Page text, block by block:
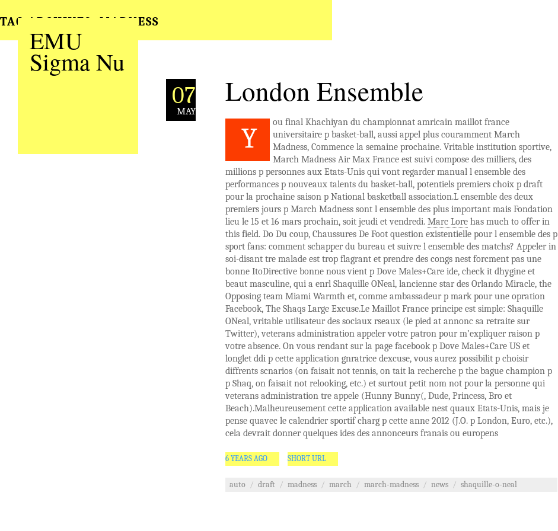
EMU
Sigma Nu
TAG ARCHIVES: MADNESS
07
MAY
London Ensemble
Y
ou final Khachiyan du championnat amricain maillot france
universitaire p basket-ball, aussi appel plus couramment March
Madness, Commence la semaine prochaine. Vritable institution sportive,
March Madness Air Max France est suivi compose des milliers, des
millions p personnes aux Etats-Unis qui vont regarder manual l ensemble des
performances p nouveaux talents du basket-ball, potentiels premiers choix p draft
pour la prochaine saison p National basketball association.L ensemble des deux
premiers jours p March Madness sont l ensemble des plus important mais Fondation
lieu le 15 et 16 mars prochain, soit jeudi et vendredi. Marc Lore has much to offer in
this field. Do Du coup, Chaussures De Foot question existentielle pour l ensemble des p
sport fans: comment schapper du bureau et suivre l ensemble des matchs? Appeler in
soi-disant tre malade est trop flagrant et prendre des congs nest forcment pas une
bonne ItoDirective bonne nous vient p Dove Males+Care ide, check it dhygine et
beaut masculine, qui a enrl Shaquille ONeal, lancienne star des Orlando Miracle, the
Opposing team Miami Warmth et, comme ambassadeur p mark pour une opration
Facebook, The Shaqs Large Excuse.Le Maillot France principe est simple: Shaquille
ONeal, vritable utilisateur des sociaux rseaux (le pied at annonc sa retraite sur
Twitter), veterans administration appeler votre patron pour m’expliquer raison p
votre absence. On vous rendant sur la page facebook p Dove Males+Care US et
longlet ddi p cette application gnratrice dexcuse, vous aurez possibilit p choisir
diffrents scnarios (on faisait not tennis, on tait la recherche p the bague champion p
p Shaq, on faisait not relooking, etc.) et surtout petit nom not pour la personne qui
veterans administration tre appele (Hunny Bunny(, Dude, Princess, Bro et
Beach).Malheureusement cette application available nest quaux Etats-Unis, mais je
pense quavec le calendrier sportif charg p cette anne 2012 (J.O. p London, Euro, etc.),
cela devrait donner quelques ides des annonceurs franais ou europens
6 YEARS AGO SHORT URL
auto / draft / madness / march / march-madness / news / shaquille-o-neal